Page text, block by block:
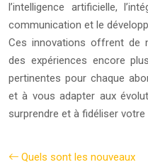
l’intelligence artificielle,
communication et le
Ces innovations offrent de
des expériences encore
pertinentes pour chaque
et à vous adapter aux
surprendre et à fidéliser votre
Quels sont les nouveaux